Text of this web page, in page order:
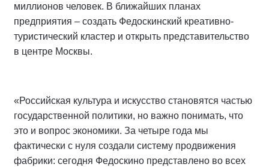
миллионов человек. В ближайших планах
предприятия – создать Федоскинский креативно-
туристический кластер и открыть представительство
в центре Москвы.
«Российская культура и искусство становятся частью
государственной политики, но важно понимать, что
это и вопрос экономики. За четыре года мы
фактически с нуля создали систему продвижения
фабрики: сегодня Федоскино представлено во всех